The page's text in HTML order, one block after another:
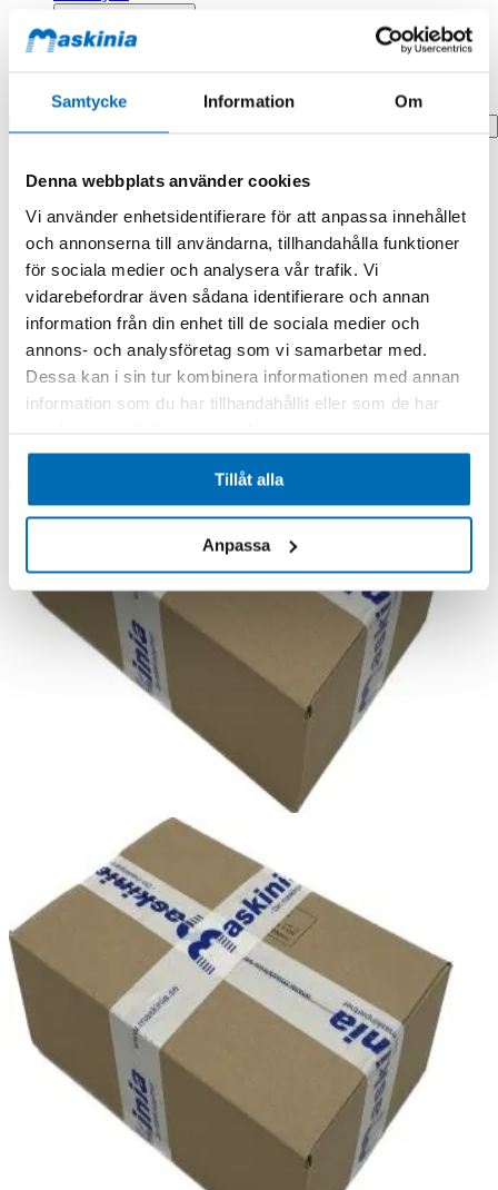
Samtycke Information Om
Denna webbplats använder cookies
Vi använder enhetsidentifierare för att anpassa innehållet
och annonserna till användarna, tillhandahålla funktioner
för sociala medier och analysera vår trafik. Vi
vidarebefordrar även sådana identifierare och annan
information från din enhet till de sociala medier och
annons- och analysföretag som vi samarbetar med.
Dessa kan i sin tur kombinera informationen med annan
information som du har tillhandahållit eller som de har
Tillåt alla
Anpassa
Profilprodukter
Search
Hem
Sprocket
Produkten finns i följande kategorier:
Sprocket